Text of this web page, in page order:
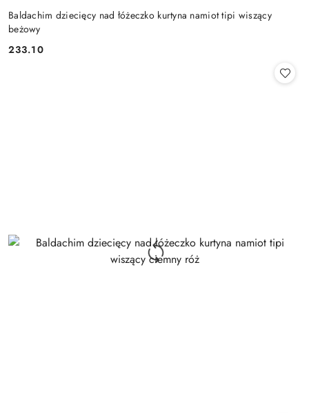
Baldachim dziecięcy nad łóżeczko kurtyna namiot tipi wiszący
beżowy
Cena:
233.10